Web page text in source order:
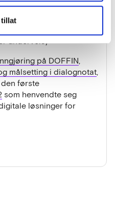
tillat
og svar
èn-til-èn møtene – ved
underveis)
på DOFFIN
målsetting i dialognotat
første
som henvendte seg
løsninger for